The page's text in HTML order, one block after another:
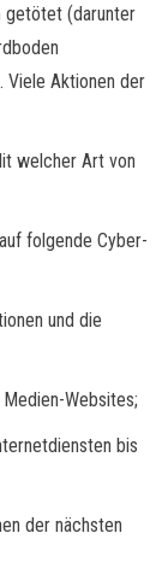
getötet (darunter
Viele Aktionen der
welcher Art von
folgende Cyber-
und die
Websites;
bis
der nächsten